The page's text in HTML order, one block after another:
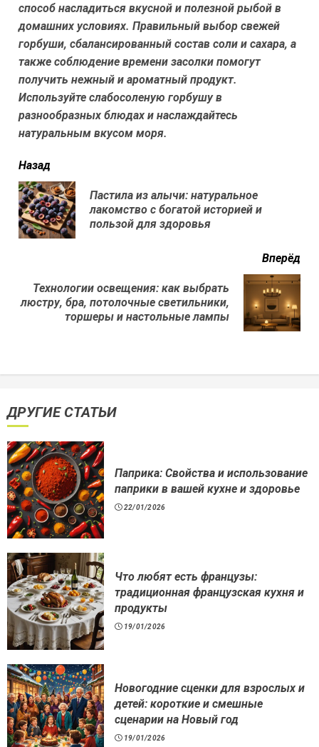
способ насладиться вкусной и полезной рыбой в
домашних условиях. Правильный выбор свежей
горбуши, сбалансированный состав соли и сахара, а
также соблюдение времени засолки помогут
получить нежный и ароматный продукт.
Используйте слабосоленую горбушу в
разнообразных блюдах и наслаждайтесь
натуральным вкусом моря.
читать
еще
Назад
Пастила из алычи: натуральное
лакомство с богатой историей и
пользой для здоровья
Вперёд
Next
Технологии освещения: как выбрать
люстру, бра, потолочные светильники,
торшеры и настольные лампы
ДРУГИЕ СТАТЬИ
Паприка: Свойства и использование
паприки в вашей кухне и здоровье
22/01/2026
Что любят есть французы:
традиционная французская кухня и
продукты
19/01/2026
Новогодние сценки для взрослых и
детей: короткие и смешные
сценарии на Новый год
19/01/2026